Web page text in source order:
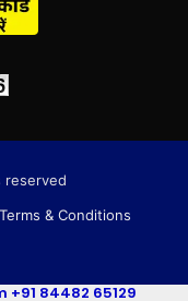
reserved
Terms & Conditions
+91 84482 65129